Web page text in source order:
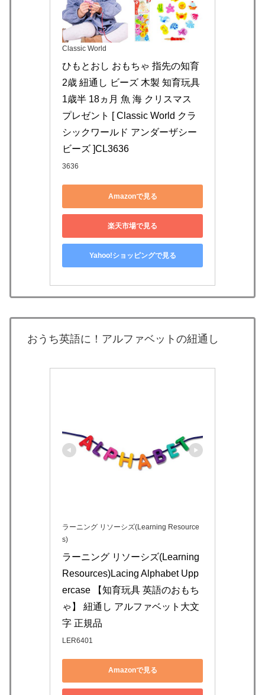
Classic World
ひもとおし おもちゃ 指先の知育
2歳 紐通し ビーズ 木製 知育玩具
1歳半 18ヵ月 魚 海 クリスマス
プレゼント [ Classic World クラ
シックワールド アンダーザシー
ビーズ ]CL3636
3636
Amazonで見る
楽天市場で見る
Yahoo!ショッピングで見る
おうち英語に！アルファベットの紐通し
ラーニング リソーシズ(Learning Resource
s)
ラーニング リソーシズ(Learning
Resources)Lacing Alphabet Upp
ercase 【知育玩具 英語のおもち
ゃ】 紐通し アルファベット大文
字 正規品
LER6401
Amazonで見る